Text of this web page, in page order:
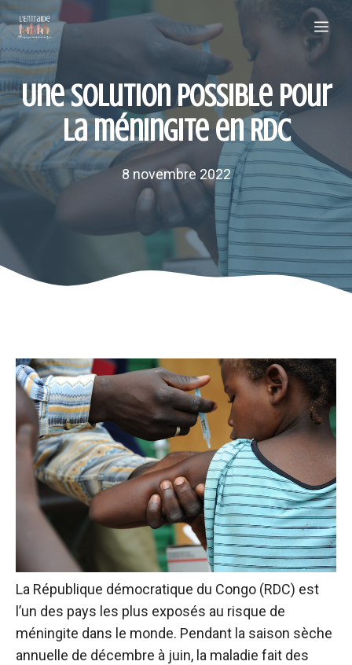
Aller
au
contenu
Une solution possible pour
la méningite en RDC
8 novembre 2022
La République démocratique du Congo (RDC) est
l’un des pays les plus exposés au risque de
méningite dans le monde. Pendant la saison sèche
annuelle de décembre à juin, la maladie fait des